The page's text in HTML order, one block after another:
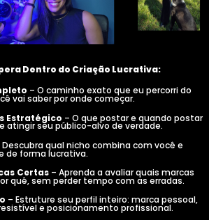
Dentro do Criação Lucrativa:
– O caminho exato que eu percorri do
vai saber por onde começar.
Estratégico – O que postar e quando postar
atingir seu público-alvo de verdade.
Descubra qual nicho combina com você e
de forma lucrativa.
Certas– Aprenda a avaliar quais marcas
quê, sem perder tempo com as erradas.
– Estruture seu perfil inteiro: marca pessoal,
e posicionamento profissional.